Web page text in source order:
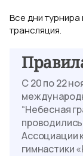
Все дни
трансляция.
С 20 по 22
“Небесная
Ассоциации
гимнастики